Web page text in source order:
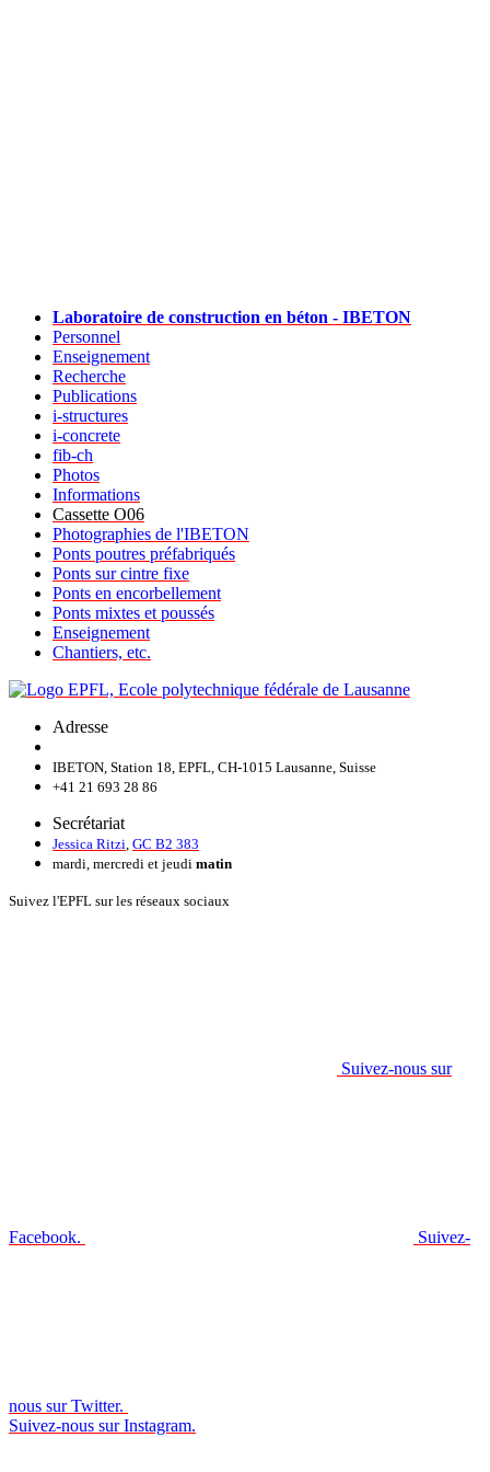
Laboratoire de construction en béton - IBETON
Personnel
Enseignement
Recherche
Publications
i-structures
i-concrete
fib-ch
Photos
Informations
Cassette O06
Photographies de l'IBETON
Ponts poutres préfabriqués
Ponts sur cintre fixe
Ponts en encorbellement
Ponts mixtes et poussés
Enseignement
Chantiers, etc.
Adresse
IBETON, Station 18, EPFL, CH-1015 Lausanne, Suisse
+41 21 693 28 86
Secrétariat
Jessica Ritzi GC B2 383
mardi, mercredi et jeudi matin
Suivez l'EPFL sur les réseaux sociaux
Suivez-nous sur
Facebook. Suivez-
nous sur Twitter.
Suivez-nous sur Instagram.